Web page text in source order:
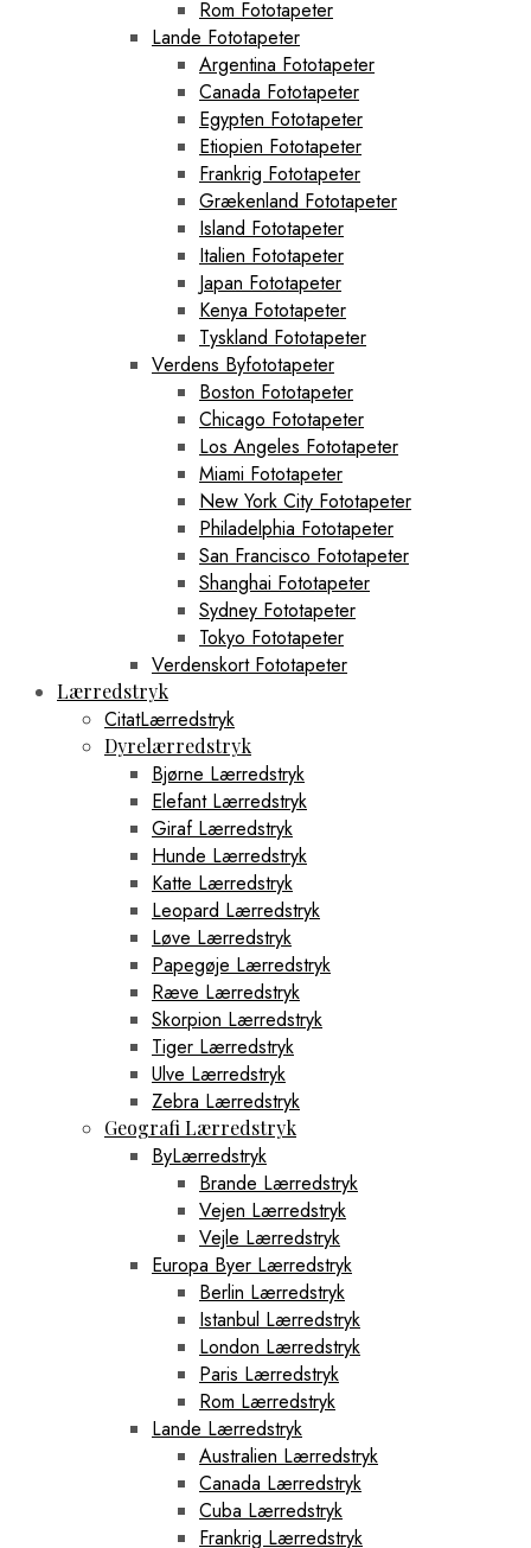
Rom Fototapeter
Lande Fototapeter
Argentina Fototapeter
Canada Fototapeter
Egypten Fototapeter
Etiopien Fototapeter
Frankrig Fototapeter
Grækenland Fototapeter
Island Fototapeter
Italien Fototapeter
Japan Fototapeter
Kenya Fototapeter
Tyskland Fototapeter
Verdens Byfototapeter
Boston Fototapeter
Chicago Fototapeter
Los Angeles Fototapeter
Miami Fototapeter
New York City Fototapeter
Philadelphia Fototapeter
San Francisco Fototapeter
Shanghai Fototapeter
Sydney Fototapeter
Tokyo Fototapeter
Verdenskort Fototapeter
Lærredstryk
CitatLærredstryk
Dyrelærredstryk
Bjørne Lærredstryk
Elefant Lærredstryk
Giraf Lærredstryk
Hunde Lærredstryk
Katte Lærredstryk
Leopard Lærredstryk
Løve Lærredstryk
Papegøje Lærredstryk
Ræve Lærredstryk
Skorpion Lærredstryk
Tiger Lærredstryk
Ulve Lærredstryk
Zebra Lærredstryk
Geografi Lærredstryk
ByLærredstryk
Brande Lærredstryk
Vejen Lærredstryk
Vejle Lærredstryk
Europa Byer Lærredstryk
Berlin Lærredstryk
Istanbul Lærredstryk
London Lærredstryk
Paris Lærredstryk
Rom Lærredstryk
Lande Lærredstryk
Australien Lærredstryk
Canada Lærredstryk
Cuba Lærredstryk
Frankrig Lærredstryk